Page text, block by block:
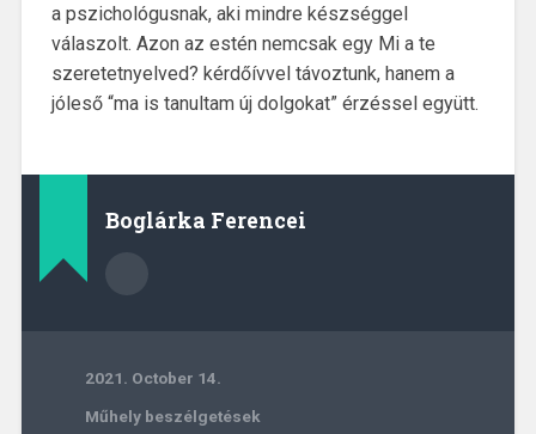
a pszichológusnak, aki mindre készséggel
válaszolt. Azon az estén nemcsak egy Mi a te
szeretetnyelved? kérdőívvel távoztunk, hanem a
jóleső “ma is tanultam új dolgokat” érzéssel együtt.
Boglárka Ferencei
2021. October 14.
Műhely beszélgetések